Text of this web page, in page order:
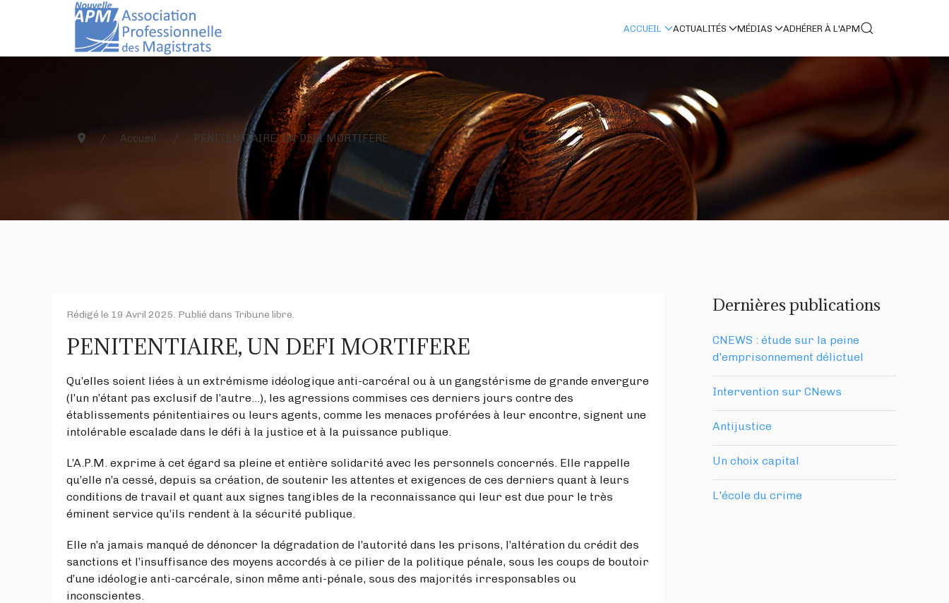
ACCUEIL ACTUALITÉS MÉDIAS ADHÉRER À L'APM
Accueil PENITENTIAIRE, UN DEFI MORTIFERE
Rédigé le 19 Avril 2025. Publié dans Tribune libre.
PENITENTIAIRE, UN DEFI MORTIFERE
Qu’elles soient liées à un extrémisme idéologique anti-carcéral ou à un gangstérisme de grande envergure
(l’un n’étant pas exclusif de l’autre…), les agressions commises ces derniers jours contre des
établissements pénitentiaires ou leurs agents, comme les menaces proférées à leur encontre, signent une
intolérable escalade dans le défi à la justice et à la puissance publique.
L’A.P.M. exprime à cet égard sa pleine et entière solidarité avec les personnels concernés. Elle rappelle
qu’elle n’a cessé, depuis sa création, de soutenir les attentes et exigences de ces derniers quant à leurs
conditions de travail et quant aux signes tangibles de la reconnaissance qui leur est due pour le très
éminent service qu’ils rendent à la sécurité publique.
Elle n’a jamais manqué de dénoncer la dégradation de l’autorité dans les prisons, l’altération du crédit des
sanctions et l’insuffisance des moyens accordés à ce pilier de la politique pénale, sous les coups de boutoir
d’une idéologie anti-carcérale, sinon même anti-pénale, sous des majorités irresponsables ou
inconscientes.
Dernières publications
CNEWS : étude sur la peine
d'emprisonnement délictuel
Intervention sur CNews
Antijustice
Un choix capital
L'école du crime